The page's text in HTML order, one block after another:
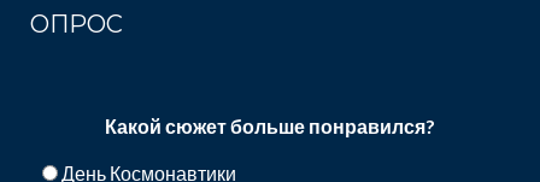
ОПРОС
Какой сюжет больше понравился?
День Космонавтики